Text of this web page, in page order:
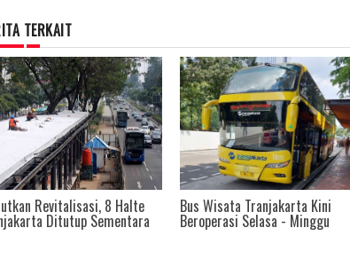
TERKAIT
Wisata Tranjakarta Kini
Selasa - Minggu
Tarif Integrasi MRT, LRT Dan
Tranjakarta Rp 10 Ribu Berlaku
Mulai Hari Ini